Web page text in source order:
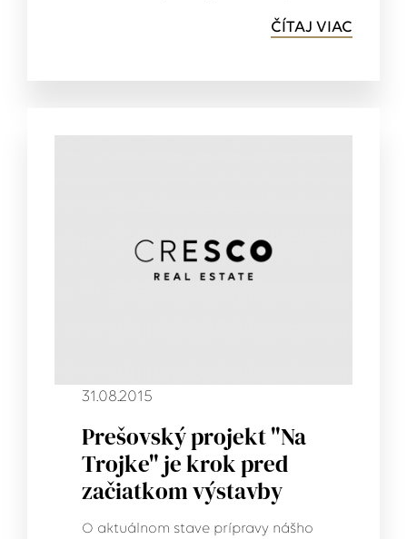
ČÍTAJ VIAC
31.08.2015
Prešovský projekt "Na
Trojke" je krok pred
začiatkom výstavby
O aktuálnom stave prípravy nášho